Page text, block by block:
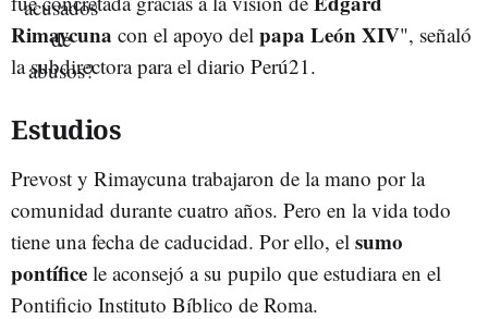
Rimaycuna con el apoyo del papa León XIV", señaló
la subdirectora para el diario Perú21.
Estudios
Prevost y Rimaycuna trabajaron de la mano por la
comunidad durante cuatro años. Pero en la vida todo
tiene una fecha de caducidad. Por ello, el sumo
pontífice le aconsejó a su pupilo que estudiara en el
Pontificio Instituto Bíblico de Roma.